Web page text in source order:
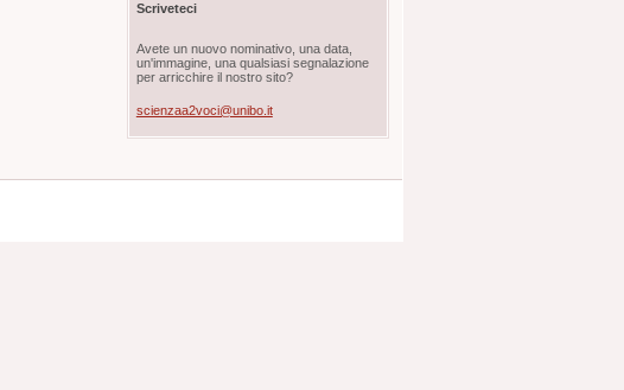
Scriveteci
Avete un nuovo nominativo, una data,
un'immagine, una qualsiasi segnalazione
per arricchire il nostro sito?
scienzaa2voci@unibo.it